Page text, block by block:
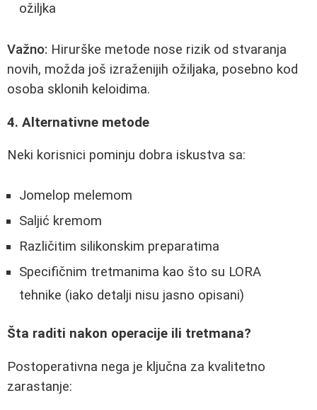
ožiljka
Važno: Hirurške metode nose rizik od stvaranja
novih, možda još izraženijih ožiljaka, posebno kod
osoba sklonih keloidima.
4. Alternativne metode
Neki korisnici pominju dobra iskustva sa:
Jomelop melemom
Saljić kremom
Različitim silikonskim preparatima
Specifičnim tretmanima kao što su LORA
tehnike (iako detalji nisu jasno opisani)
Šta raditi nakon operacije ili tretmana?
Postoperativna nega je ključna za kvalitetno
zarastanje: